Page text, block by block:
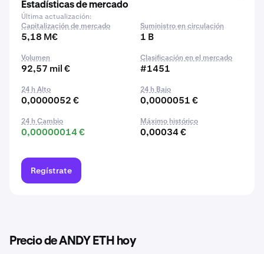
Estadísticas de mercado
Última actualización:
Capitalización de mercado
5,18 M€
Suministro en circulación
1 B
Volumen
92,57 mil €
Clasificación en el mercado
#1451
24 h Alto
0,0000052 €
24 h Bajo
0,0000051 €
24 h Cambio
0,00000014 €
Máximo histórico
0,00034 €
Regístrate
Precio de ANDY ETH hoy